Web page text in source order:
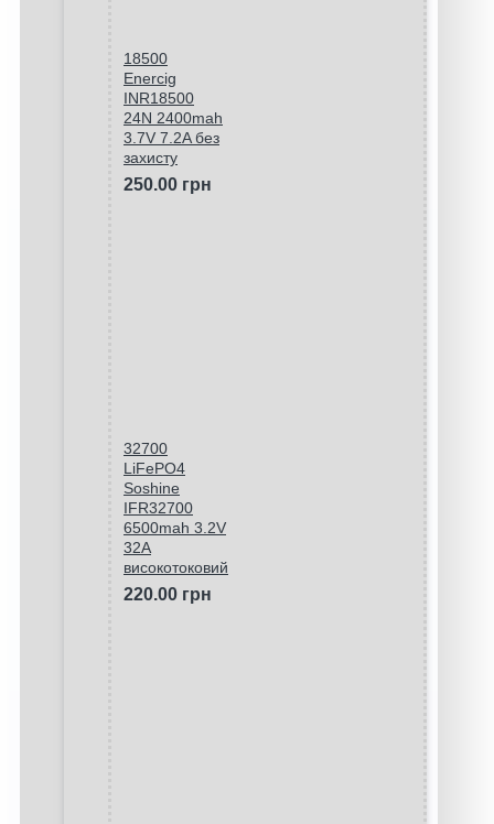
18500
Enercig
INR18500
24N 2400mah
3.7V 7.2A без
захисту
250.00 грн
32700
LiFePO4
Soshine
IFR32700
6500mah 3.2V
32A
високотоковий
220.00 грн